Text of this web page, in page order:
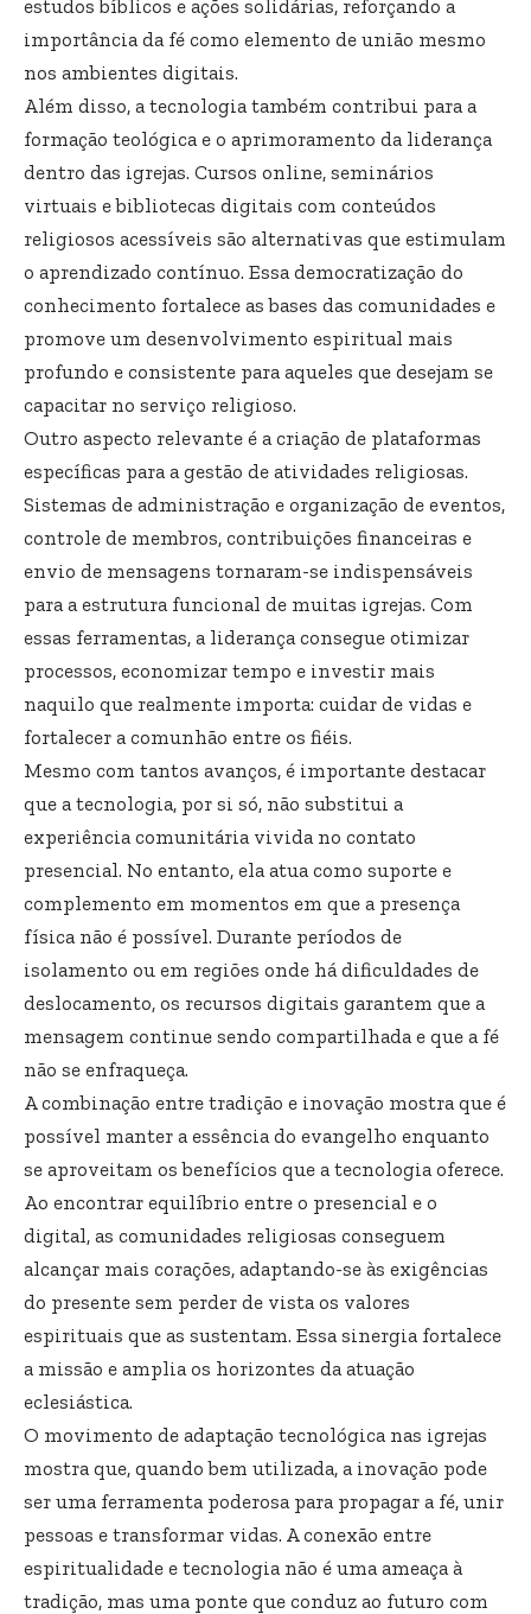
estudos bíblicos e ações solidárias, reforçando a
importância da fé como elemento de união mesmo
nos ambientes digitais.
Além disso, a tecnologia também contribui para a
formação teológica e o aprimoramento da liderança
dentro das igrejas. Cursos online, seminários
virtuais e bibliotecas digitais com conteúdos
religiosos acessíveis são alternativas que estimulam
o aprendizado contínuo. Essa democratização do
conhecimento fortalece as bases das comunidades e
promove um desenvolvimento espiritual mais
profundo e consistente para aqueles que desejam se
capacitar no serviço religioso.
Outro aspecto relevante é a criação de plataformas
específicas para a gestão de atividades religiosas.
Sistemas de administração e organização de eventos,
controle de membros, contribuições financeiras e
envio de mensagens tornaram-se indispensáveis
para a estrutura funcional de muitas igrejas. Com
essas ferramentas, a liderança consegue otimizar
processos, economizar tempo e investir mais
naquilo que realmente importa: cuidar de vidas e
fortalecer a comunhão entre os fiéis.
Mesmo com tantos avanços, é importante destacar
que a tecnologia, por si só, não substitui a
experiência comunitária vivida no contato
presencial. No entanto, ela atua como suporte e
complemento em momentos em que a presença
física não é possível. Durante períodos de
isolamento ou em regiões onde há dificuldades de
deslocamento, os recursos digitais garantem que a
mensagem continue sendo compartilhada e que a fé
não se enfraqueça.
A combinação entre tradição e inovação mostra que é
possível manter a essência do evangelho enquanto
se aproveitam os benefícios que a tecnologia oferece.
Ao encontrar equilíbrio entre o presencial e o
digital, as comunidades religiosas conseguem
alcançar mais corações, adaptando-se às exigências
do presente sem perder de vista os valores
espirituais que as sustentam. Essa sinergia fortalece
a missão e amplia os horizontes da atuação
eclesiástica.
O movimento de adaptação tecnológica nas igrejas
mostra que, quando bem utilizada, a inovação pode
ser uma ferramenta poderosa para propagar a fé, unir
pessoas e transformar vidas. A conexão entre
espiritualidade e tecnologia não é uma ameaça à
tradição, mas uma ponte que conduz ao futuro com